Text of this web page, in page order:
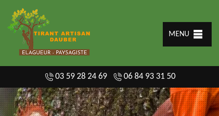
MENU
03 59 28 24 69 06 84 93 31 50